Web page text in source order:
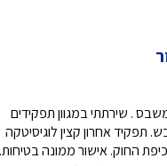
. שירתתי במגוון תפקידים
אחרון קצין לוגיסיטקה
החוק. אישור ממונה